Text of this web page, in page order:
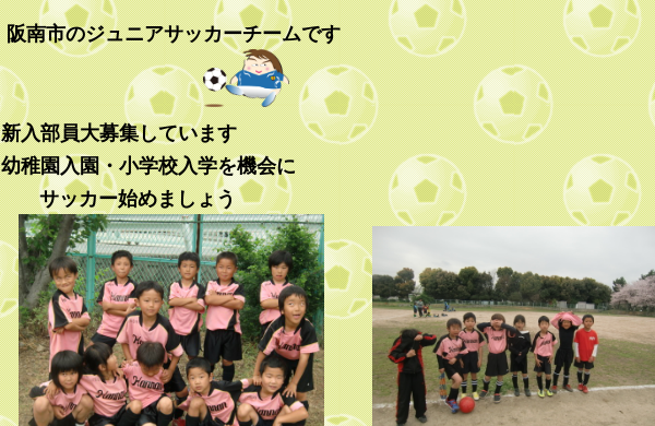
阪南市のジュニアサッカーチームです
新入部員大募集しています
幼稚園入園・小学校入学を機会に
サッカー始めましょう